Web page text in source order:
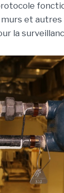
et autres
la